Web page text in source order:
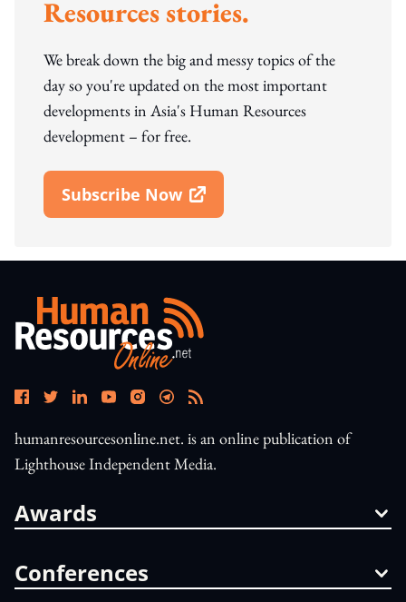
Resources stories.
We break down the big and messy topics of the
day so you're updated on the most important
developments in Asia's Human Resources
development – for free.
Subscribe Now
Open In New Window
humanresourcesonline.net. is an online publication of
Lighthouse Independent Media.
Awards
Conferences